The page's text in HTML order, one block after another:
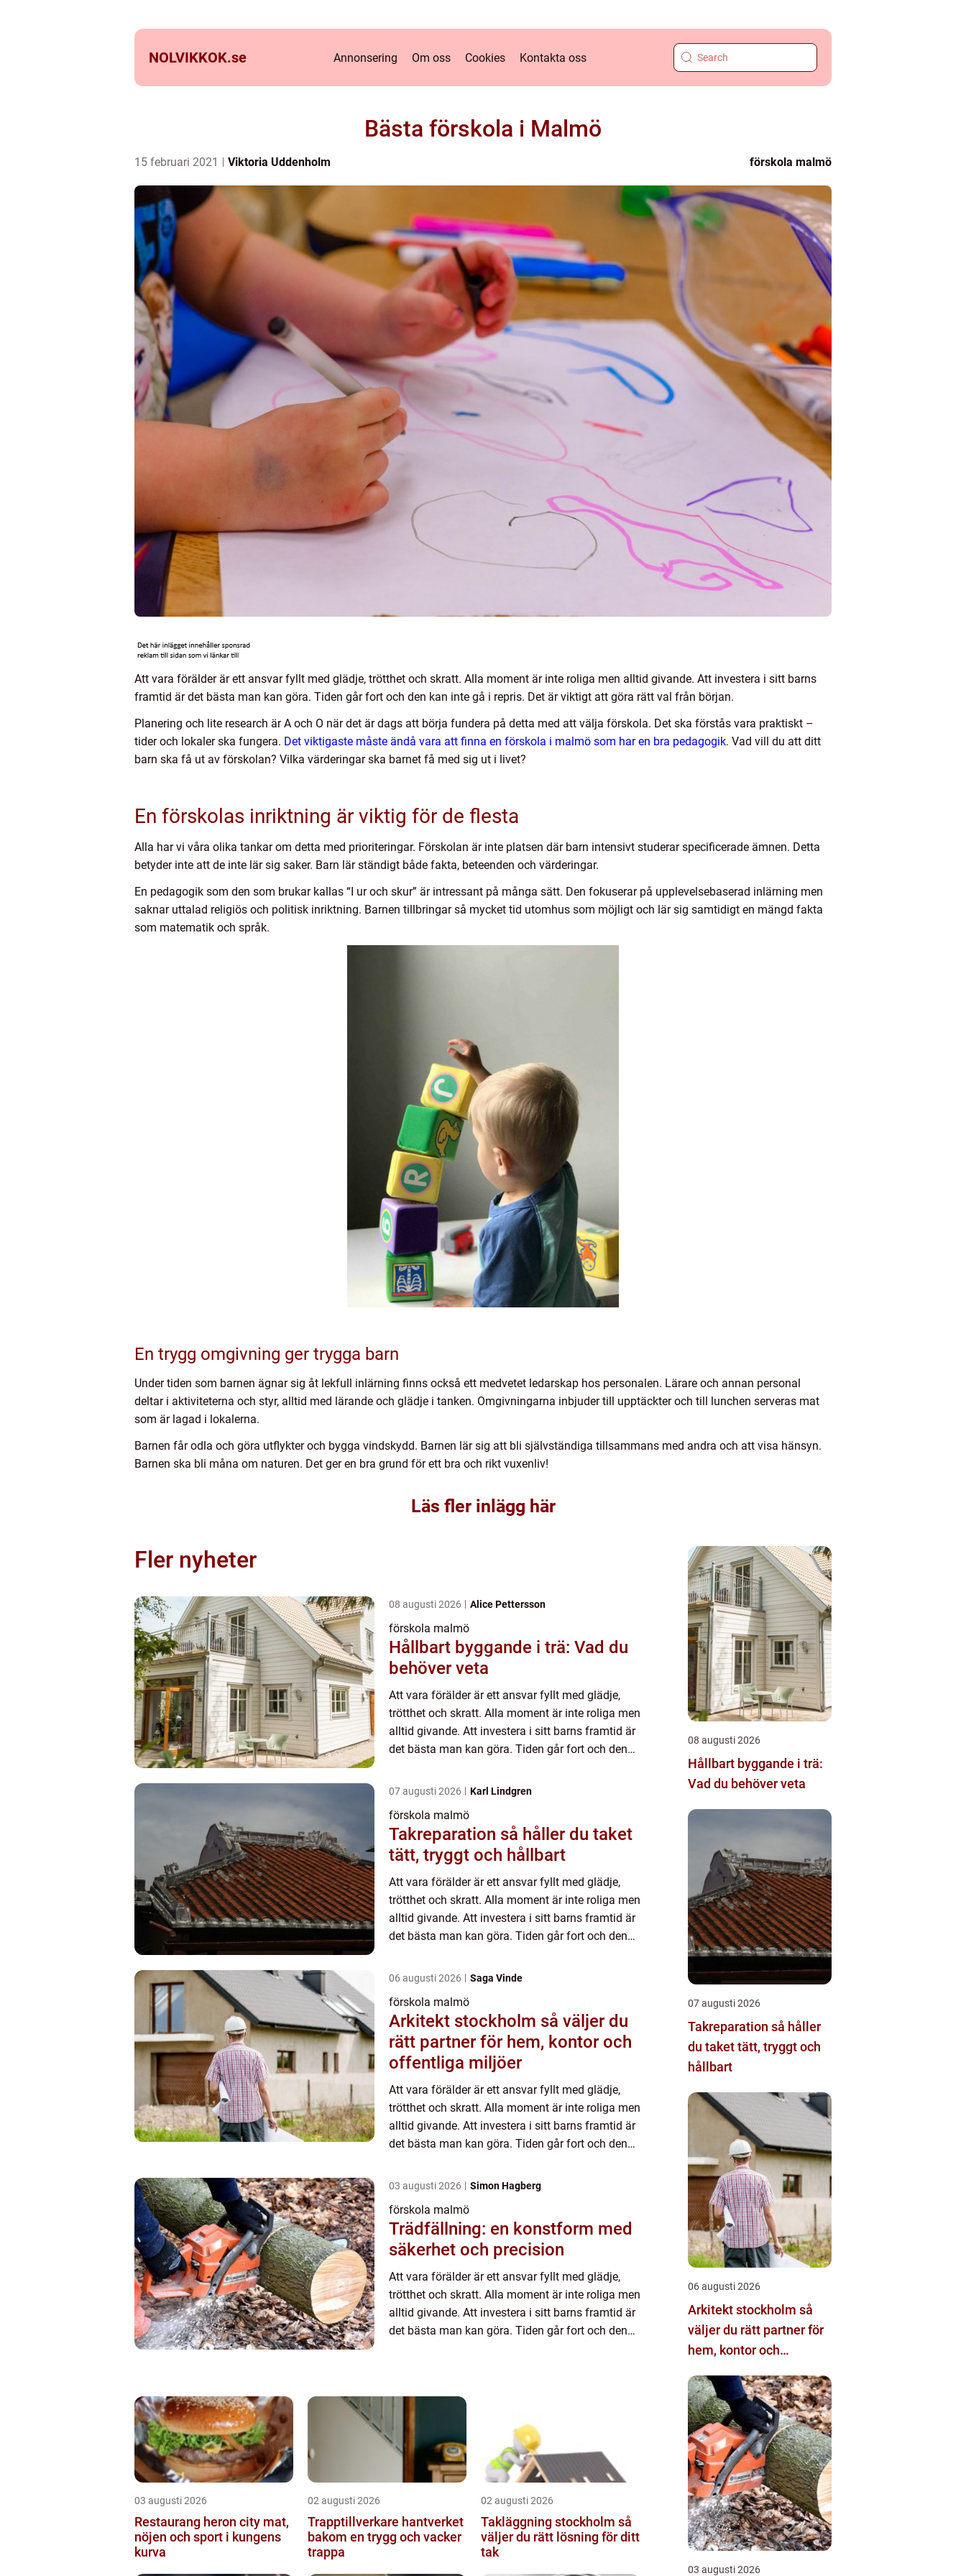
NOLVIKKOK.se Annonsering Om oss Cookies Kontakta oss
Bästa förskola i Malmö
15 februari 2021 Viktoria Uddenholm förskola malmö
Att vara förälder är ett ansvar fyllt med glädje, trötthet och skratt. Alla moment är inte roliga men alltid givande. Att investera i sitt barns
framtid är det bästa man kan göra. Tiden går fort och den kan inte gå i repris. Det är viktigt att göra rätt val från början.
Planering och lite research är A och O när det är dags att börja fundera på detta med att välja förskola. Det ska förstås vara praktiskt –
tider och lokaler ska fungera. Det viktigaste måste ändå vara att finna en förskola i malmö som har en bra pedagogik. Vad vill du att ditt
barn ska få ut av förskolan? Vilka värderingar ska barnet få med sig ut i livet?
En förskolas inriktning är viktig för de flesta
Alla har vi våra olika tankar om detta med prioriteringar. Förskolan är inte platsen där barn intensivt studerar specificerade ämnen. Detta
betyder inte att de inte lär sig saker. Barn lär ständigt både fakta, beteenden och värderingar.
En pedagogik som den som brukar kallas “I ur och skur” är intressant på många sätt. Den fokuserar på upplevelsebaserad inlärning men
saknar uttalad religiös och politisk inriktning. Barnen tillbringar så mycket tid utomhus som möjligt och lär sig samtidigt en mängd fakta
som matematik och språk.
En trygg omgivning ger trygga barn
Under tiden som barnen ägnar sig åt lekfull inlärning finns också ett medvetet ledarskap hos personalen. Lärare och annan personal
deltar i aktiviteterna och styr, alltid med lärande och glädje i tanken. Omgivningarna inbjuder till upptäckter och till lunchen serveras mat
som är lagad i lokalerna.
Barnen får odla och göra utflykter och bygga vindskydd. Barnen lär sig att bli självständiga tillsammans med andra och att visa hänsyn.
Barnen ska bli måna om naturen. Det ger en bra grund för ett bra och rikt vuxenliv!
Läs fler inlägg här
Fler nyheter
08 augusti 2026 Alice Pettersson
förskola malmö
Hållbart byggande i trä: Vad du
behöver veta
Att vara förälder är ett ansvar fyllt med glädje,
trötthet och skratt. Alla moment är inte roliga men
alltid givande. Att investera i sitt barns framtid är
det bästa man kan göra. Tiden går fort och den
07 augusti 2026 Karl Lindgren
förskola malmö
Takreparation så håller du taket
tätt, tryggt och hållbart
Att vara förälder är ett ansvar fyllt med glädje,
trötthet och skratt. Alla moment är inte roliga men
alltid givande. Att investera i sitt barns framtid är
det bästa man kan göra. Tiden går fort och den
06 augusti 2026 Saga Vinde
förskola malmö
Arkitekt stockholm så väljer du
rätt partner för hem, kontor och
offentliga miljöer
Att vara förälder är ett ansvar fyllt med glädje,
trötthet och skratt. Alla moment är inte roliga men
alltid givande. Att investera i sitt barns framtid är
det bästa man kan göra. Tiden går fort och den
03 augusti 2026 Simon Hagberg
förskola malmö
Trädfällning: en konstform med
säkerhet och precision
Att vara förälder är ett ansvar fyllt med glädje,
trötthet och skratt. Alla moment är inte roliga men
alltid givande. Att investera i sitt barns framtid är
det bästa man kan göra. Tiden går fort och den
03 augusti 2026
Restaurang heron city mat,
nöjen och sport i kungens
kurva
02 augusti 2026
Trapptillverkare hantverket
bakom en trygg och vacker
trappa
02 augusti 2026
Takläggning stockholm så
väljer du rätt lösning för ditt
tak
08 augusti 2026
Hållbart byggande i trä:
Vad du behöver veta
07 augusti 2026
Takreparation så håller
du taket tätt, tryggt och
hållbart
06 augusti 2026
Arkitekt stockholm så
väljer du rätt partner för
hem, kontor och
03 augusti 2026